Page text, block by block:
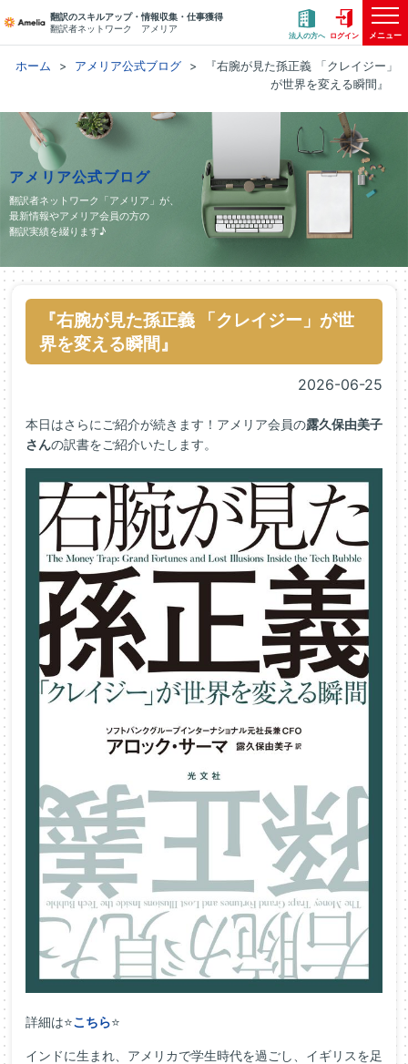
翻訳のスキルアップ・情報収集・仕事獲得
翻訳者ネットワーク アメリア
法人の方へ ログイン メニュー
ホーム アメリア公式ブログ
『右腕が見た孫正義 「クレイジー」
が世界を変える瞬間』
アメリア公式ブログ
翻訳者ネットワーク「アメリア」が、
最新情報やアメリア会員の方の
翻訳実績を綴ります♪
『右腕が見た孫正義 「クレイジー」が世
界を変える瞬間』
2026-06-25
本日はさらにご紹介が続きます！アメリア会員の露久保由美子
さんの訳書をご紹介いたします。
詳細は⭐こちら⭐
インドに生まれ、アメリカで学生時代を過ごし、イギリスを足